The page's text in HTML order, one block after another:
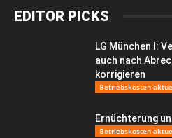
EDITOR PICKS
LG München I:
auch nach
korrigieren
Betriebskosten
Ernüchterung
Betriebskosten